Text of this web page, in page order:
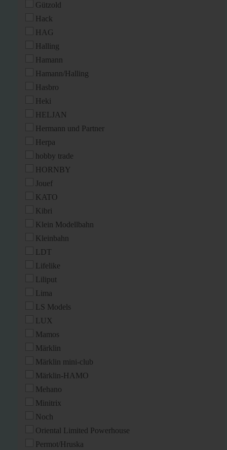
Gützold
Hack
HAG
Halling
Hamann
Hamann/Halling
Hasbro
Heki
HELJAN
Hermann und Partner
Herpa
hobby trade
HORNBY
Jouef
KATO
Kibri
Klein Modellbahn
Kleinbahn
LDT
Lifelike
Liliput
Lima
LS Models
LUX
Mamos
Märklin
Märklin mini-club
Märklin-HAMO
Mehano
Minitrix
Noch
Oriental Limited Powerhouse
Permot/Hruska